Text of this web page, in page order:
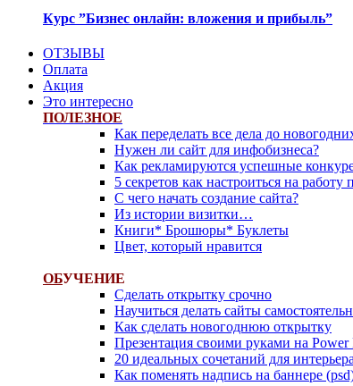
Курс ”Бизнес онлайн: вложения и прибыль”
ОТЗЫВЫ
Оплата
Акция
Это интересно
ПОЛЕЗНОЕ
Как переделать все дела до
Нужен ли сайт для инфобизнеса?
Как рекламируются успешные
5 секретов как настроиться на
С чего начать создание сайта?
Из истории визитки…
Книги* Брошюры* Буклеты
Цвет, который нравится
ОБУЧЕНИЕ
Сделать открытку срочно
Научиться делать сайты
Как сделать новогоднюю открытку
Презентация своими руками на Power
20 идеальных сочетаний для интерьера
Как поменять надпись на баннере